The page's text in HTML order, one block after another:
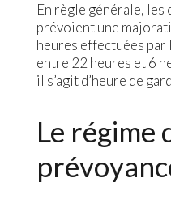
En règle générale, les
prévoient une
heures effectuées
entre 22 heures et 6
il s’agit d’heure de
Le régime